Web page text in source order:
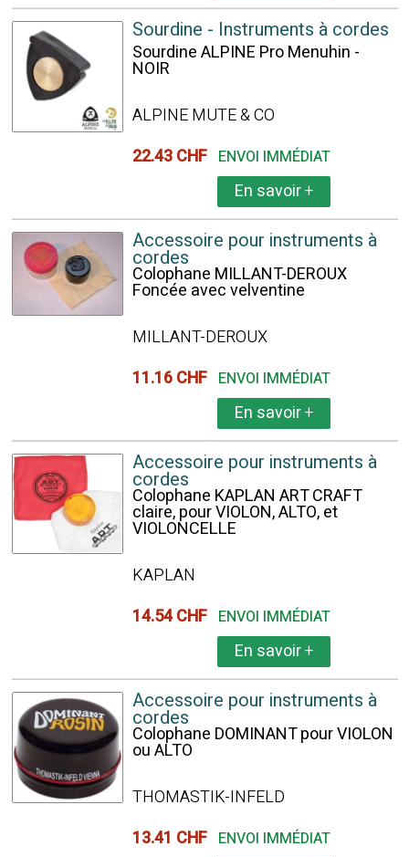
Sourdine - Instruments à cordes
Sourdine ALPINE Pro Menuhin -
NOIR
ALPINE MUTE & CO
22.43 CHF ENVOI IMMÉDIAT
En savoir+
Accessoire pour instruments à
cordes
Colophane MILLANT-DEROUX
Foncée avec velventine
MILLANT-DEROUX
11.16 CHF ENVOI IMMÉDIAT
En savoir+
Accessoire pour instruments à
cordes
Colophane KAPLAN ART CRAFT
claire, pour VIOLON, ALTO, et
VIOLONCELLE
KAPLAN
14.54 CHF ENVOI IMMÉDIAT
En savoir+
Accessoire pour instruments à
cordes
Colophane DOMINANT pour VIOLON
ou ALTO
THOMASTIK-INFELD
13.41 CHF ENVOI IMMÉDIAT